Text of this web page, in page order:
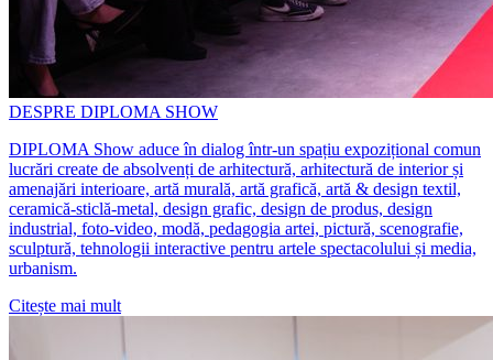
DESPRE DIPLOMA SHOW
DIPLOMA Show aduce în dialog într-un spațiu expozițional comun
lucrări create de absolvenți de arhitectură, arhitectură de interior și
amenajări interioare, artă murală, artă grafică, artă & design textil,
ceramică-sticlă-metal, design grafic, design de produs, design
industrial, foto-video, modă, pedagogia artei, pictură, scenografie,
sculptură, tehnologii interactive pentru artele spectacolului și media,
urbanism.
Citește mai mult